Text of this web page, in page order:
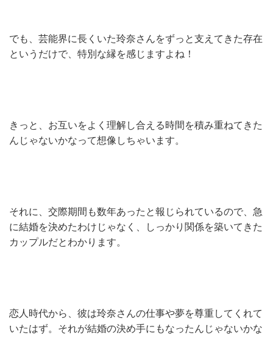
でも、芸能界に長くいた玲奈さんをずっと支えてきた存在
というだけで、特別な縁を感じますよね！
きっと、お互いをよく理解し合える時間を積み重ねてきた
んじゃないかなって想像しちゃいます。
それに、交際期間も数年あったと報じられているので、急
に結婚を決めたわけじゃなく、しっかり関係を築いてきた
カップルだとわかります。
恋人時代から、彼は玲奈さんの仕事や夢を尊重してくれて
いたはず。それが結婚の決め手にもなったんじゃないかな